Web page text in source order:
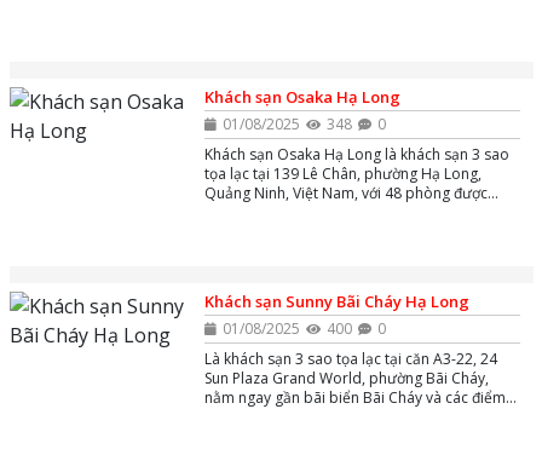
Khách sạn Osaka Hạ Long
01/08/2025 348
0
Khách sạn Osaka Hạ Long là khách sạn 3 sao
tọa lạc tại 139 Lê Chân, phường Hạ Long,
Quảng Ninh, Việt Nam, với 48 phòng được
Khách sạn Sunny Bãi Cháy Hạ Long
01/08/2025 400
0
Là khách sạn 3 sao tọa lạc tại căn A3-22, 24
Sun Plaza Grand World, phường Bãi Cháy,
nằm ngay gần bãi biển Bãi Cháy và các điểm